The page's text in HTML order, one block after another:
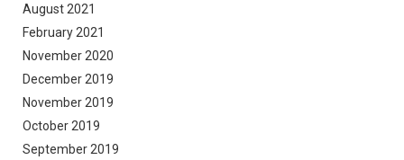
August 2021
February 2021
November 2020
December 2019
November 2019
October 2019
September 2019